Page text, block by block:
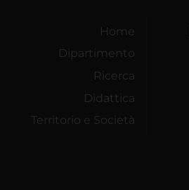
Home
Dipartimento
Ricerca
Didattica
Territorio e Società